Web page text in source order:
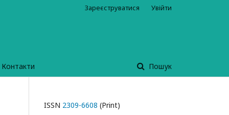
Контакти Пошук
Зареєструватися Увійти
ISSN 2309-6608 (Print)